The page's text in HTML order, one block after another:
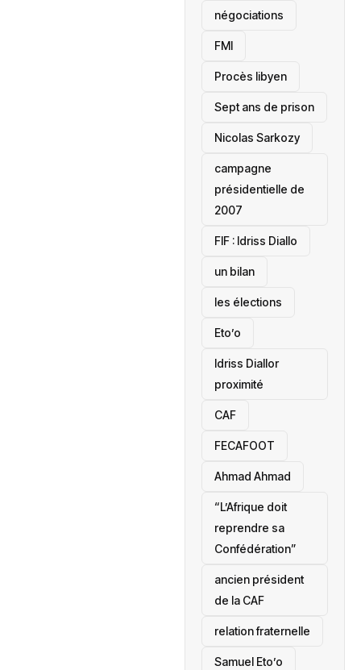
négociations
FMI
Procès libyen
Sept ans de prison
Nicolas Sarkozy
campagne
présidentielle de
2007
‎FIF : Idriss Diallo
un bilan
les élections
Eto’o
Idriss Diallor
proximité
CAF
FECAFOOT
‎Ahmad Ahmad
“L’Afrique doit
reprendre sa
Confédération”
ancien président
de la CAF
relation fraternelle
Samuel Eto’o